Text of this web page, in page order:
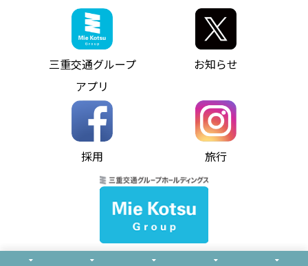
ミジュマルのラッピングバス（鈴鹿管内）
参宮バス
神都バス
パールシャトル
バス情報の見える化
コミュニティバス
バス・タクシー交通広告
異常事態発生時のお願い
アイコンの説明
インターネット予約
よくあるご質問
お問い合わせ
ザ・バスコレクション三重交通バスセット
三重交通公式グッズ
ファンコーナー
お問い合わせ
お知らせ・最新情報一覧
ニュースリリース
お問い合わせ
個人情報保護方針
ソーシャルメディア運用ポリシー
ホームページのご利用にあたって
Notes for Using this Website
サイトマップ
三重交通グループ
アプリ
お知らせ
採用 旅行
© Mie Kotsu Co.,Ltd.